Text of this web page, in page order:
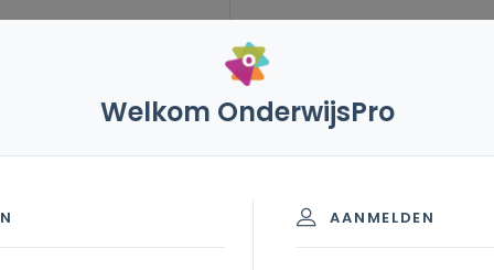
Welkom OnderwijsPro
AANMELDEN